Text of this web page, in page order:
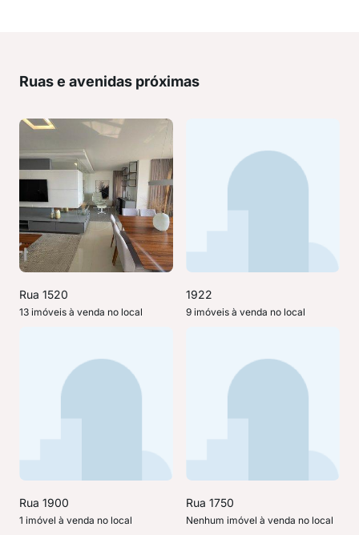
Ruas e avenidas próximas
Rua 1520
13 imóveis à venda no local
1922
9 imóveis à venda no local
Rua 1900
1 imóvel à venda no local
Rua 1750
Nenhum imóvel à venda no local